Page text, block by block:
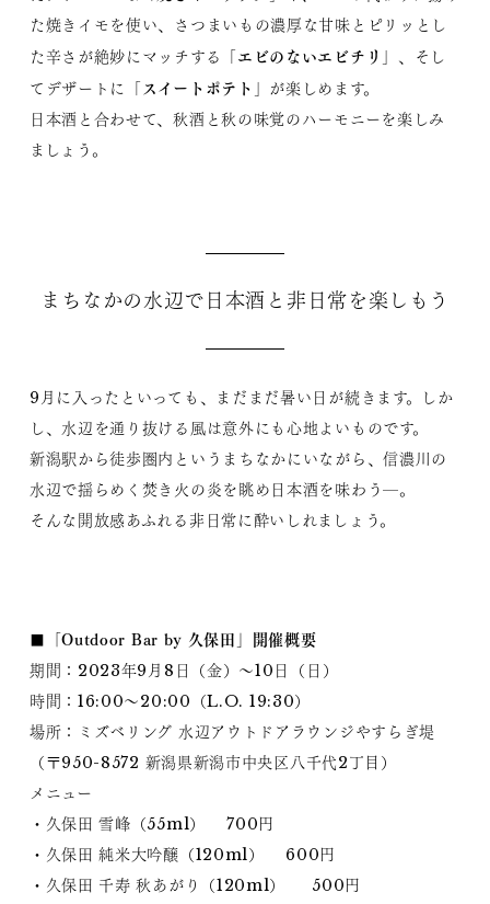
た焼きイモを使い、さつまいもの濃厚な甘味とピリッとし
た辛さが絶妙にマッチする「エビのないエビチリ 」、そし
てデザートに「スイートポテト 」が楽しめます。
日本酒と合わせて、秋酒と秋の味覚のハーモニーを楽しみ
ましょう。
まちなかの水辺で日本酒と非日常を楽しもう
9月に入ったといっても、まだまだ暑い日が続きます。しか
し、水辺を通り抜ける風は意外にも心地よいものです。
新潟駅から徒歩圏内というまちなかにいながら、信濃川の
水辺で揺らめく焚き火の炎を眺め日本酒を味わう―。
そんな開放感あふれる非日常に酔いしれましょう。
■「Outdoor Bar by 久保田」開催概要
期間：2023年9月8日（金）～10日（日）
時間：16:00～20:00（L.O. 19:30）
場所：ミズベリング 水辺アウトドアラウンジやすらぎ堤
（〒950-8572 新潟県新潟市中央区八千代2丁目）
メニュー
・久保田 雪峰（55ml） 700円
・久保田 純米大吟醸（120ml） 600円
・久保田 千寿 秋あがり（120ml） 500円